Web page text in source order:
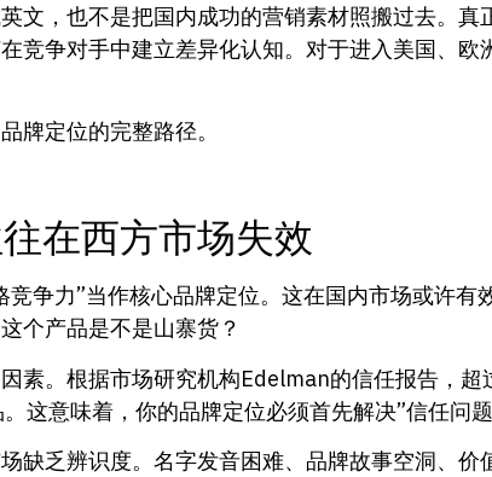
文，也不是把国内成功的营销素材照搬过去。
竞争对手中建立差异化认知。对于进入美国、
牌定位的完整路径。
在西方市场失效
争力”当作核心品牌定位。这在国内市场或许有
个产品是不是山寨货？
素。根据市场研究机构Edelman的信任报告，
意味着，你的品牌定位必须首先解决”信任问题
缺乏辨识度。名字发音困难、品牌故事空洞、